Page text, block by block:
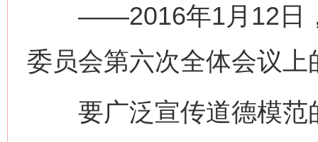
——2016年1月12日，
委员会第六次全体会议上
要广泛宣传道德模范